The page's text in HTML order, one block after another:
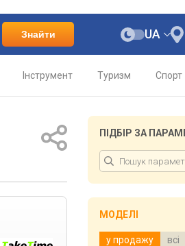
Знайти UA
Інструмент Туризм Спорт
ПІДБІР ЗА
МОДЕЛІ
у продажу всі